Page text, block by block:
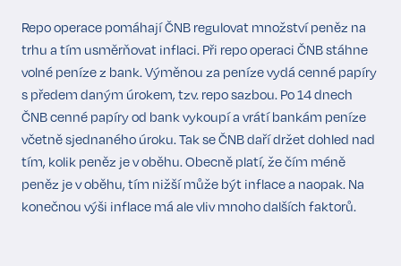
Repo operace pomáhají ČNB regulovat množství peněz na
trhu a tím usměrňovat inflaci. Při repo operaci ČNB stáhne
volné peníze z bank. Výměnou za peníze vydá cenné papíry
s předem daným úrokem, tzv. repo sazbou. Po 14 dnech
ČNB cenné papíry od bank vykoupí a vrátí bankám peníze
včetně sjednaného úroku. Tak se ČNB daří držet dohled nad
tím, kolik peněz je v oběhu. Obecně platí, že čím méně
peněz je v oběhu, tím nižší může být inflace a naopak. Na
konečnou výši inflace má ale vliv mnoho dalších faktorů.